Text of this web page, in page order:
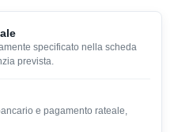
specificato nella scheda
prevista.
e pagamento rateale,